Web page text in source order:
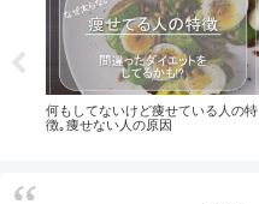
何もしてないけど痩せている人の特
徴｡痩せない人の原因